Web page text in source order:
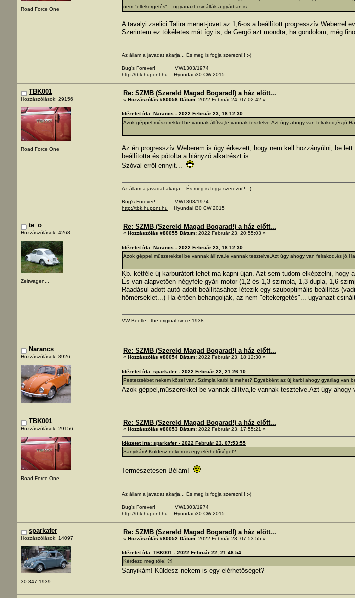
Road Force One
nem "eltekergetés"... ugyanazt csinálták a gyárban is.
A tavalyi zselici Talira menet-jövet az 1,6-os a beállított progresszív Weberrel
Szerintem ez tökéletes mát így is, de Gergő azt mondta, ha gondolom, még
Az állam a javadat akarja... És meg is fogja szerezni!! :-)
Bug's Forever! VW1303/1974
http://tbk.hupont.hu Hyundai i30 CW 2015
TBK001
Hozzászólások: 29156
Road Force One
Re: SZMB (Szereld Magad Bogarad!) a ház előtt...
« Hozzászólás #80056 Dátum: 2022 Február 24, 07:02:42 »
Idézetet írta: Narancs - 2022 Február 23, 18:12:30
Azok géppel,műszerekkel be vannak állítva,le vannak tesztelve.Azt úgy ahogy van felrakod,és
Az én progresszív Weberem is úgy érkezett, hogy nem kell hozzányúlni, be
beállította és pótolta a hiányzó alkatrészt is...
Szóval erről ennyit...
Az állam a javadat akarja... És meg is fogja szerezni!! :-)
Bug's Forever! VW1303/1974
http://tbk.hupont.hu Hyundai i30 CW 2015
te_o
Hozzászólások: 4268
Zeitwagen...
Re: SZMB (Szereld Magad Bogarad!) a ház előtt...
« Hozzászólás #80055 Dátum: 2022 Február 23, 20:55:03 »
Idézetet írta: Narancs - 2022 Február 23, 18:12:30
Azok géppel,műszerekkel be vannak állítva,le vannak tesztelve.Azt úgy ahogy van felrakod,és
Kb. kétféle új karburátort lehet ma kapni újan. Azt sem tudom elképzelni,
És van alapvetően négyféle gyári motor (1,2 és 1,3 szimpla, 1,3 dupla, 1,6
Ráadásul adott autó adott beállításához létezik egy szuboptimális beállítás
hőmérséklet...) Ha értően behangolják, az nem "eltekergetés"... ugyanazt
VW Beetle - the original since 1938
Narancs
Hozzászólások: 8926
Re: SZMB (Szereld Magad Bogarad!) a ház előtt...
« Hozzászólás #80054 Dátum: 2022 Február 23, 18:12:30 »
Idézetet írta: sparkafer - 2022 Február 22, 21:26:10
Pesterzsébet nekem közel van. Szimpla karbi is mehet? Egyébként az új karbi ahogy gyárilag
Azok géppel,műszerekkel be vannak állítva,le vannak tesztelve.Azt úgy
TBK001
Hozzászólások: 29156
Road Force One
Re: SZMB (Szereld Magad Bogarad!) a ház előtt...
« Hozzászólás #80053 Dátum: 2022 Február 23, 17:55:21 »
Idézetet írta: sparkafer - 2022 Február 23, 07:53:55
Sanyikám! Küldesz nekem is egy elérhetőséget?
Természetesen Bélám!
Az állam a javadat akarja... És meg is fogja szerezni!! :-)
Bug's Forever! VW1303/1974
http://tbk.hupont.hu Hyundai i30 CW 2015
sparkafer
Hozzászólások: 14097
30-347-1939
Re: SZMB (Szereld Magad Bogarad!) a ház előtt...
« Hozzászólás #80052 Dátum: 2022 Február 23, 07:53:55 »
Idézetet írta: TBK001 - 2022 Február 22, 21:46:54
Kérdezd meg tőle! 😉
Sanyikám! Küldesz nekem is egy elérhetőséget?